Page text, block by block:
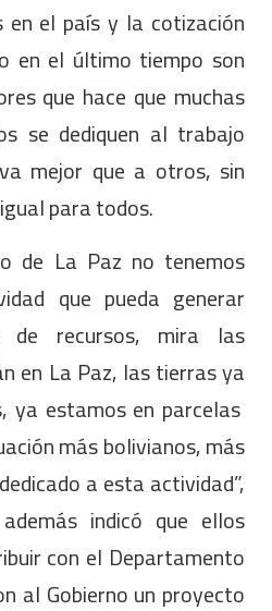
el país y la cotización
en el último tiempo son
que hace que muchas
se dediquen al trabajo
mejor que a otros, sin
para todos.
de La Paz no tenemos
que pueda generar
de recursos, mira las
en La Paz, las tierras ya
ya estamos en parcelas
más bolivianos, más
a esta actividad”,
indicó que ellos
con el Departamento
al Gobierno un proyecto